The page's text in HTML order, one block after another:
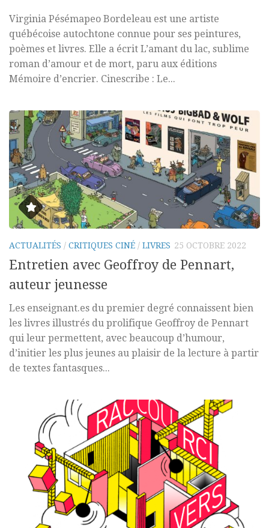
Virginia Pésémapeo Bordeleau est une artiste
québécoise autochtone connue pour ses peintures,
poèmes et livres. Elle a écrit L’amant du lac, sublime
roman d’amour et de mort, paru aux éditions
Mémoire d’encrier. Cinescribe : Le...
ACTUALITÉS / CRITIQUES CINÉ / LIVRES 25 OCTOBRE 2022
Entretien avec Geoffroy de Pennart,
auteur jeunesse
Les enseignant.es du premier degré connaissent bien
les livres illustrés du prolifique Geoffroy de Pennart
qui leur permettent, avec beaucoup d’humour,
d’initier les plus jeunes au plaisir de la lecture à partir
de textes fantasques...